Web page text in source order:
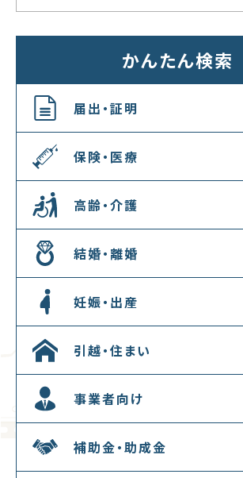
かんたん検索
届出・証明
保険・医療
高齢・介護
結婚・離婚
妊娠・出産
引越・住まい
事業者向け
補助金・助成金